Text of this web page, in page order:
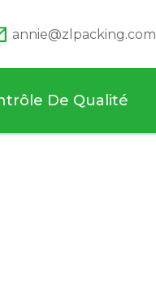
annie@zlpacking.com
De Qualité